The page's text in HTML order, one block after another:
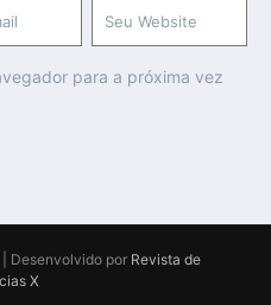
para a próxima vez
Desenvolvido por Revista de
X